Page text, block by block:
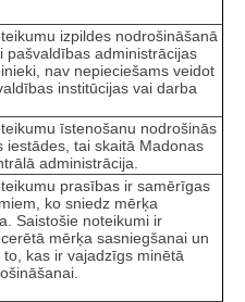
izpildes nodrošināšanā
pašvaldības administrācijas
nav nepieciešams veidot
institūcijas vai darba
īstenošanu nodrošinās
iestādes, tai skaitā Madonas
administrācija.
prasības ir samērīgas
ko sniedz mērķa
Saistošie noteikumi ir
mērķa sasniegšanai un
to, kas ir vajadzīgs minētā